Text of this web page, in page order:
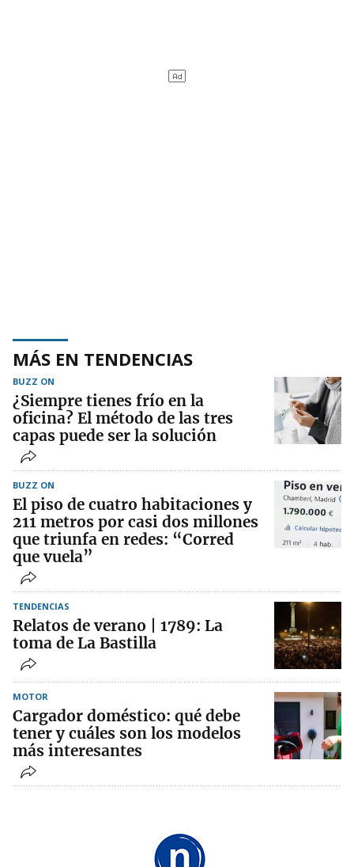
MÁS EN TENDENCIAS
BUZZ ON
¿Siempre tienes frío en la
oficina? El método de las tres
capas puede ser la solución
BUZZ ON
El piso de cuatro habitaciones y
211 metros por casi dos millones
que triunfa en redes: “Corred
que vuela”
TENDENCIAS
Relatos de verano | 1789: La
toma de La Bastilla
MOTOR
Cargador doméstico: qué debe
tener y cuáles son los modelos
más interesantes